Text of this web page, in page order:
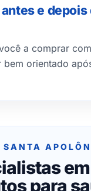
e depois
a comprar
bem orientado
SANTA
em
para